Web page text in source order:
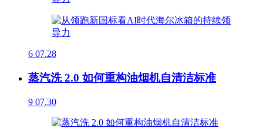
6 07.28
蒸汽洗 2.0 如何重构油烟机自清洁标准
9 07.30